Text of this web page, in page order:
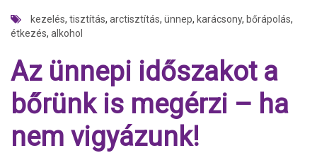
kezelés, tisztítás, arctisztítás, ünnep, karácsony, bőrápolás,
étkezés, alkohol
Az ünnepi időszakot a
bőrünk is megérzi – ha
nem vigyázunk!